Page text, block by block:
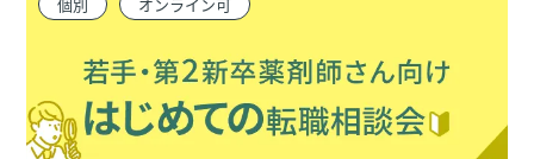
個別 オンライン可